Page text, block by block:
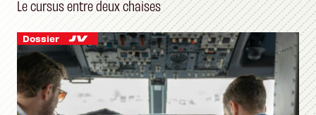
Le cursus entre deux chaises
Dossier